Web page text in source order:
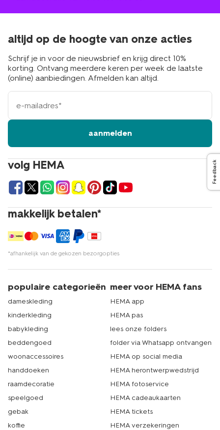
volg HEMA
makkelijk betalen*
*afhankelijk van de gekozen bezorgopties
altijd op de hoogte van onze acties
Schrijf je in voor de nieuwsbrief en krijg direct 10%
korting. Ontvang meerdere keren per week de laatste
(online) aanbiedingen. Afmelden kan altijd.
e-
mailadres
aanmelden
populaire categorieën
dameskleding
kinderkleding
babykleding
beddengoed
woonaccessoires
handdoeken
raamdecoratie
speelgoed
gebak
koffie
meer voor HEMA fans
HEMA app
HEMA pas
lees onze folders
folder via Whatsapp ontvangen
HEMA op social media
HEMA herontwerpwedstrijd
HEMA fotoservice
HEMA cadeaukaarten
HEMA tickets
HEMA verzekeringen
Feedback